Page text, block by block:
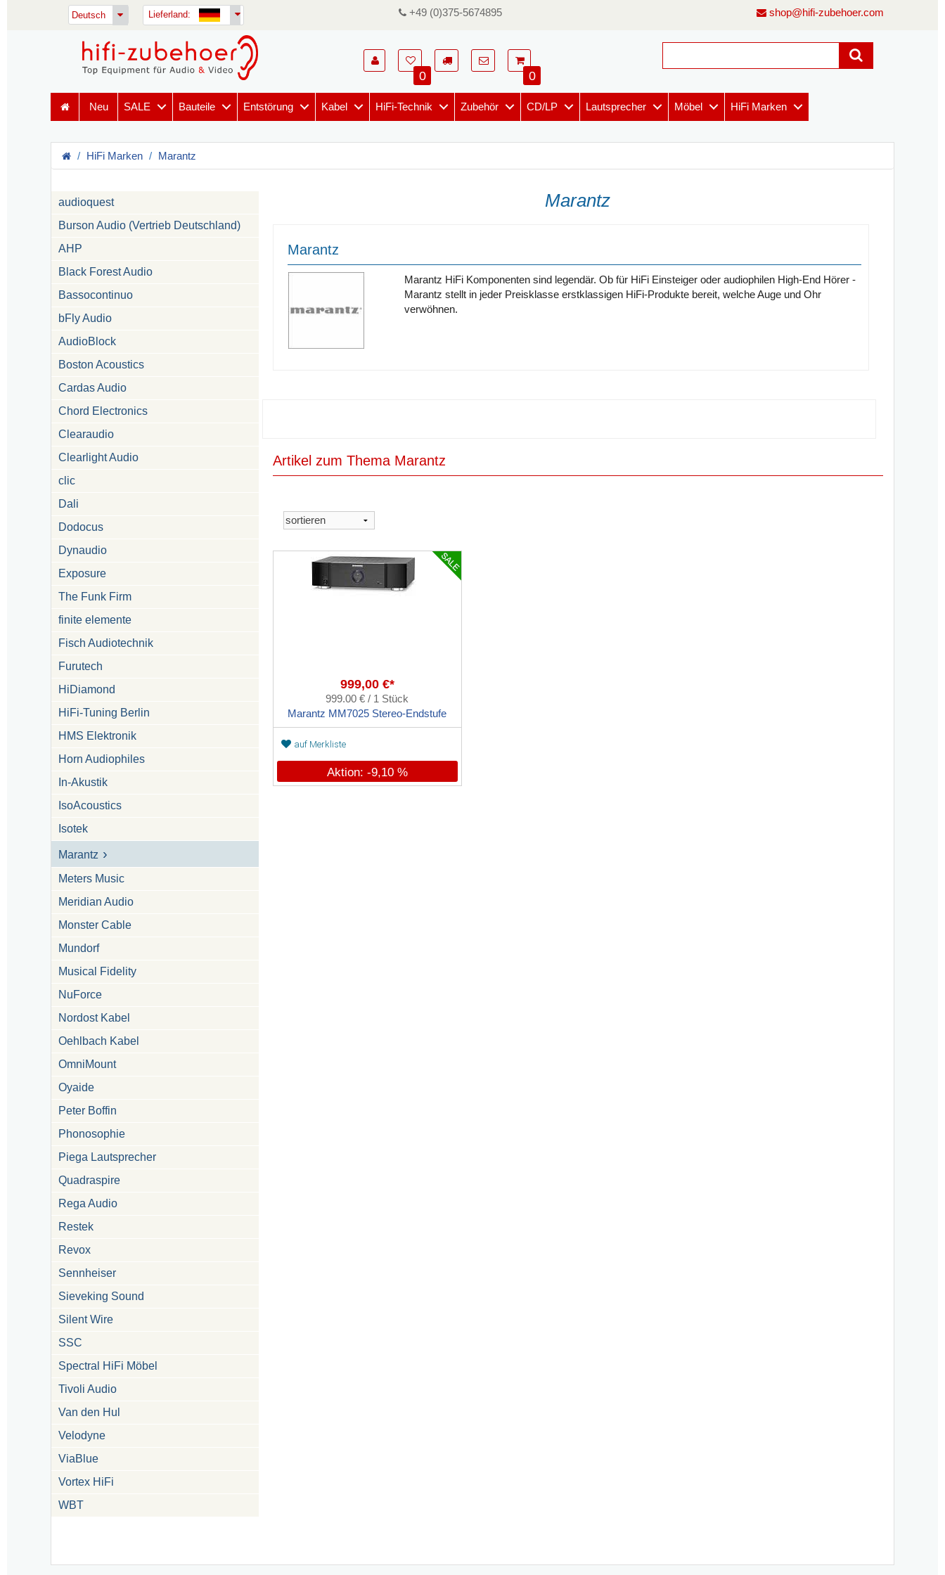
Deutsch Lieferland: +49 (0)375-5674895 shop@hifi-zubehoer.com
0 0
Neu SALE Bauteile Entstörung Kabel HiFi-Technik Zubehör CD/LP Lautsprecher Möbel HiFi Marken
HiFi Marken Marantz
audioquest
Burson Audio (Vertrieb Deutschland)
AHP
Black Forest Audio
Bassocontinuo
bFly Audio
AudioBlock
Boston Acoustics
Cardas Audio
Chord Electronics
Clearaudio
Clearlight Audio
clic
Dali
Dodocus
Dynaudio
Exposure
The Funk Firm
finite elemente
Fisch Audiotechnik
Furutech
HiDiamond
HiFi-Tuning Berlin
HMS Elektronik
Horn Audiophiles
In-Akustik
IsoAcoustics
Isotek
Marantz
Meters Music
Meridian Audio
Monster Cable
Mundorf
Musical Fidelity
NuForce
Nordost Kabel
Oehlbach Kabel
OmniMount
Oyaide
Peter Boffin
Phonosophie
Piega Lautsprecher
Quadraspire
Rega Audio
Restek
Revox
Sennheiser
Sieveking Sound
Silent Wire
SSC
Spectral HiFi Möbel
Tivoli Audio
Van den Hul
Velodyne
ViaBlue
Vortex HiFi
WBT
Marantz
Marantz
Marantz HiFi Komponenten sind legendär. Ob für HiFi Einsteiger oder audiophilen High-End Hörer -
Marantz stellt in jeder Preisklasse erstklassigen HiFi-Produkte bereit, welche Auge und Ohr
verwöhnen.
Artikel zum Thema Marantz
999,00 €*
999.00 € / 1 Stück
Marantz MM7025 Stereo-Endstufe
auf Merkliste
Aktion: -9,10 %